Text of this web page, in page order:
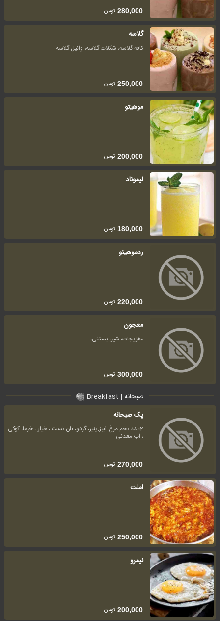
280,000 تومان
گلاسه
کافه گلاسه، شکلات گلاسه، وانیل گلاسه
250,000 تومان
موهیتو
200,000 تومان
لیموناد
180,000 تومان
ردموهیتو
220,000 تومان
معجون
مغزیجات، شیر، بستنی،
300,000 تومان
صبحانه | Breakfast
پک صبحانه
2عدد تخم مرغ ابپز,پنیر، گردو، نان تست ، خیار ، خرما، کوکی
، اب معدنی
270,000 تومان
املت
250,000 تومان
نیمرو
200,000 تومان